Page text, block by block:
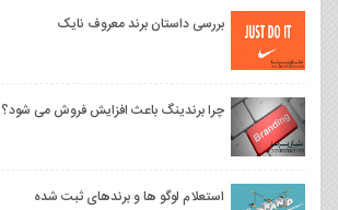
بررسی داستان برند معروف نایک
چرا برندینگ باعث افزایش فروش می شود؟
استعلام لوگو ها و برندهای ثبت شده